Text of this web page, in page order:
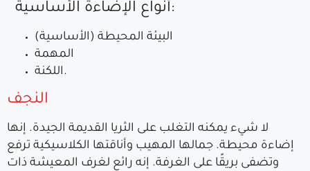
أنواع الإضاءة الأساسية:
البيئة المحيطة (الأساسية)
المهمة
اللكنة.
النجف
لا شيء يمكنه التغلب على الثريا القديمة الجيدة. إنها
إضاءة محيطة. جمالها المهيب وأناقتها الكلاسيكية ترفع
وتضفى بريقًا على الغرفة. إنه رائع لغرف المعيشة ذات